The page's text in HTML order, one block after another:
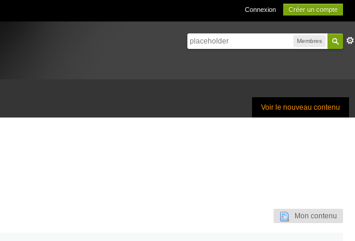
Connexion Créer un compte
Membres
Voir le nouveau contenu
Mon contenu